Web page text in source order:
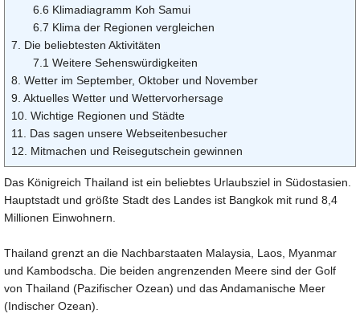
6.6 Klimadiagramm Koh Samui
6.7 Klima der Regionen vergleichen
7. Die beliebtesten Aktivitäten
7.1 Weitere Sehenswürdigkeiten
8. Wetter im September, Oktober und November
9. Aktuelles Wetter und Wettervorhersage
10. Wichtige Regionen und Städte
11. Das sagen unsere Webseitenbesucher
12. Mitmachen und Reisegutschein gewinnen
Das Königreich Thailand ist ein beliebtes Urlaubsziel in Südostasien.
Hauptstadt und größte Stadt des Landes ist Bangkok mit rund 8,4
Millionen Einwohnern.
Thailand grenzt an die Nachbarstaaten Malaysia, Laos, Myanmar
und Kambodscha. Die beiden angrenzenden Meere sind der Golf
von Thailand (Pazifischer Ozean) und das Andamanische Meer
(Indischer Ozean).